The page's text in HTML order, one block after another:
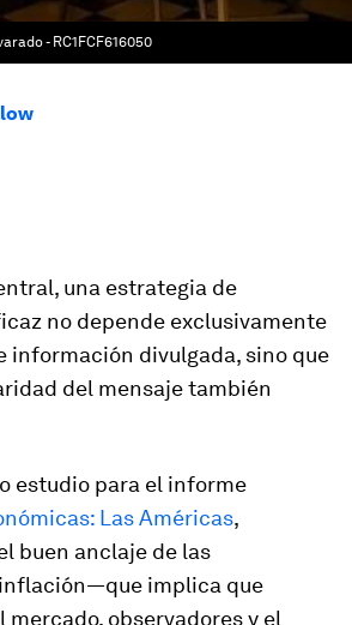
- RC1FCF616050
una estrategia de
no depende exclusivamente
información divulgada, sino que
del mensaje también
estudio para el informe
Las Américas,
buen anclaje de las
implica que
observadores y el